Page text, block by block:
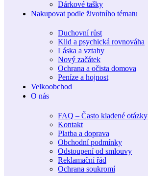
Dárkové tašky
Nakupovat podle životního tématu
Duchovní růst
Klid a psychická rovnováha
Láska a vztahy
Nový začátek
Ochrana a očista domova
Peníze a hojnost
Velkoobchod
O nás
FAQ – Často kladené otázky
Kontakt
Platba a doprava
Obchodní podmínky
Odstoupení od smlouvy
Reklamační řád
Ochrana soukromí